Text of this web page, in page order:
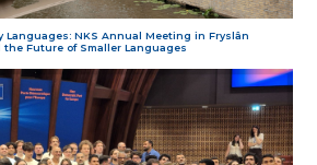
Languages: NKS Annual Meeting in Fryslân
Future of Smaller Languages